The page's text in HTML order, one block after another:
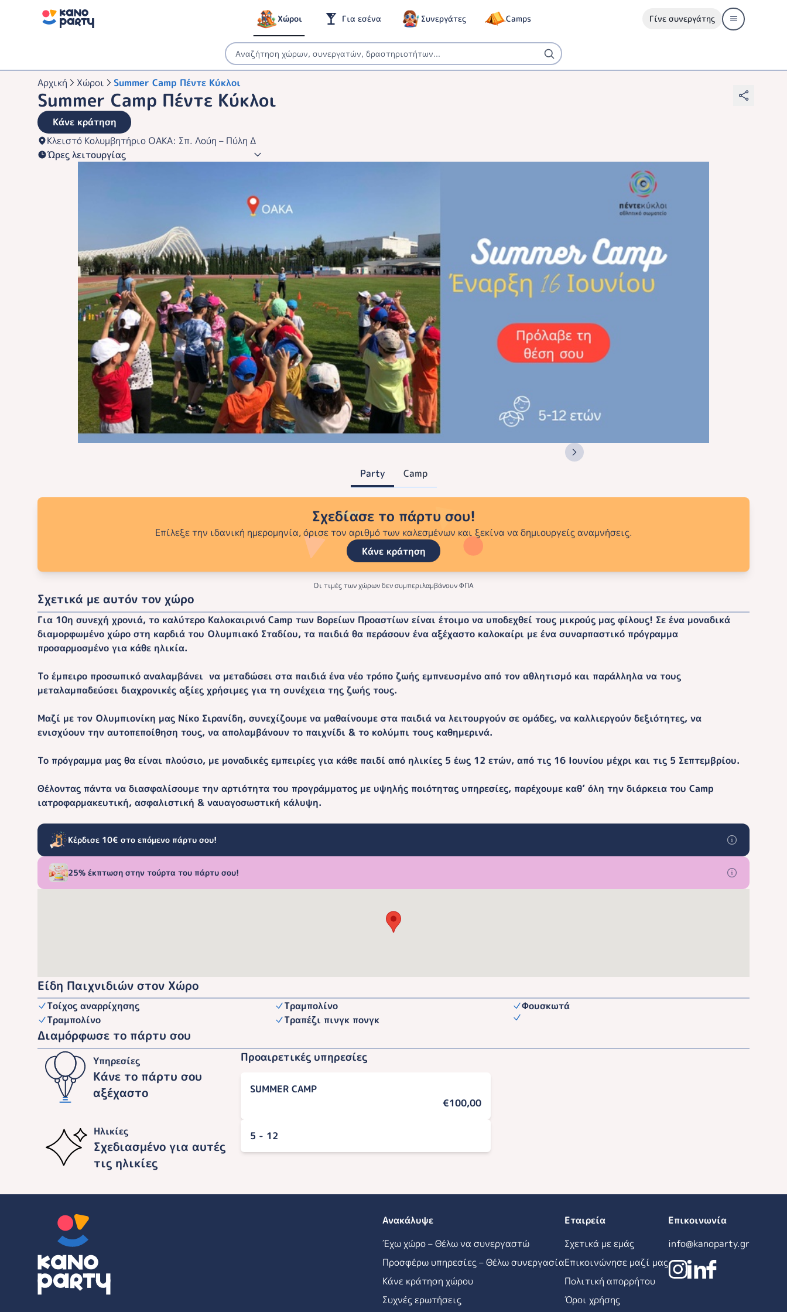
Χώροι Για εσένα Συνεργάτες Camps Γίνε συνεργάτης
Αρχική Χώροι Summer Camp Πέντε Κύκλοι
Summer Camp Πέντε Κύκλοι
Κάνε κράτηση
Κλειστό Κολυμβητήριο ΟΑΚΑ: Σπ. Λούη – Πύλη Δ
Ώρες λειτουργίας
Party Camp
Σχεδίασε το πάρτυ σου!
Επίλεξε την ιδανική ημερομηνία, όρισε τον αριθμό των καλεσμένων και ξεκίνα να δημιουργείς αναμνήσεις.
Κάνε κράτηση
Οι τιμές των χώρων δεν συμπεριλαμβάνουν ΦΠΑ
Σχετικά με αυτόν τον χώρο
Για 10η συνεχή χρονιά, το καλύτερο Καλοκαιρινό Camp των Βορείων Προαστίων είναι έτοιμο να υποδεχθεί τους μικρούς μας φίλους! Σε ένα μοναδικά
διαμορφωμένο χώρο στη καρδιά του Ολυμπιακό Σταδίου, τα παιδιά θα περάσουν ένα αξέχαστο καλοκαίρι με ένα συναρπαστικό πρόγραμμα
προσαρμοσμένο για κάθε ηλικία.
Το έμπειρο προσωπικό αναλαμβάνει να μεταδώσει στα παιδιά ένα νέο τρόπο ζωής εμπνευσμένο από τον αθλητισμό και παράλληλα να τους
μεταλαμπαδεύσει διαχρονικές αξίες χρήσιμες για τη συνέχεια της ζωής τους.
Μαζί με τον Ολυμπιονίκη μας Νίκο Σιρανίδη, συνεχίζουμε να μαθαίνουμε στα παιδιά να λειτουργούν σε ομάδες, να καλλιεργούν δεξιότητες, να
ενισχύουν την αυτοπεποίθηση τους, να απολαμβάνουν το παιχνίδι & το κολύμπι τους καθημερινά.
Το πρόγραμμα μας θα είναι πλούσιο, με μοναδικές εμπειρίες για κάθε παιδί από ηλικίες 5 έως 12 ετών, από τις 16 Ιουνίου μέχρι και τις 5 Σεπτεμβρίου.
Θέλοντας πάντα να διασφαλίσουμε την αρτιότητα του προγράμματος με υψηλής ποιότητας υπηρεσίες, παρέχουμε καθ’ όλη την διάρκεια του Camp
ιατροφαρμακευτική, ασφαλιστική & ναυαγοσωστική κάλυψη.
Κέρδισε 10€ στο επόμενο πάρτυ σου!
25% έκπτωση στην τούρτα του πάρτυ σου!
Είδη Παιχνιδιών στον Χώρο
Τοίχος αναρρίχησης Τραμπολίνο
Φουσκωτά
Τραμπολίνο
Τραπέζι πινγκ πονγκ
Διαμόρφωσε το πάρτυ σου
Υπηρεσίες
Κάνε το πάρτυ σου
αξέχαστο
Προαιρετικές υπηρεσίες
SUMMER CAMP
€100,00
Ηλικίες
Σχεδιασμένο για αυτές
τις ηλικίες
5 - 12
Ανακάλυψε
Έχω χώρο – Θέλω να συνεργαστώ
Προσφέρω υπηρεσίες – Θέλω συνεργασία
Κάνε κράτηση χώρου
Συχνές ερωτήσεις
Εταιρεία
Σχετικά με εμάς
Επικοινώνησε μαζί μας
Πολιτική απορρήτου
Όροι χρήσης
Επικοινωνία
info@kanoparty.gr